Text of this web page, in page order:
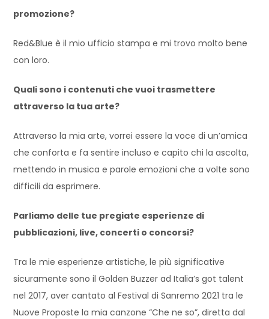
promozione?
Red&Blue è il mio ufficio stampa e mi trovo molto bene
con loro.
Quali sono i contenuti che vuoi trasmettere
attraverso la tua arte?
Attraverso la mia arte, vorrei essere la voce di un’amica
che conforta e fa sentire incluso e capito chi la ascolta,
mettendo in musica e parole emozioni che a volte sono
difficili da esprimere.
Parliamo delle tue pregiate esperienze di
pubblicazioni, live, concerti o concorsi?
Tra le mie esperienze artistiche, le più significative
sicuramente sono il Golden Buzzer ad Italia’s got talent
nel 2017, aver cantato al Festival di Sanremo 2021 tra le
Nuove Proposte la mia canzone “Che ne so”, diretta dal